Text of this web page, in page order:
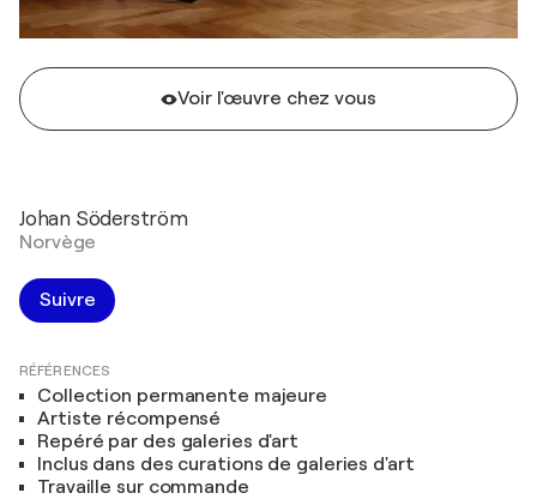
Voir l'œuvre chez vous
Johan Söderström
Norvège
Suivre
RÉFÉRENCES
Collection permanente majeure
Artiste récompensé
Repéré par des galeries d'art
Inclus dans des curations de galeries d'art
Travaille sur commande